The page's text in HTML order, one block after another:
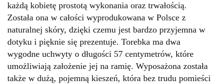
każdą kobietę prostotą wykonania oraz trwałością.
Została ona w całości wyprodukowana w Polsce z
naturalnej skóry, dzięki czemu jest bardzo przyjemna w
dotyku i pięknie się prezentuje. Torebka ma dwa
wygodne uchwyty o długości 57 centymetrów, które
umożliwiają założenie jej na ramię. Wyposażona została
także w dużą, pojemną kieszeń, która bez trudu pomieści